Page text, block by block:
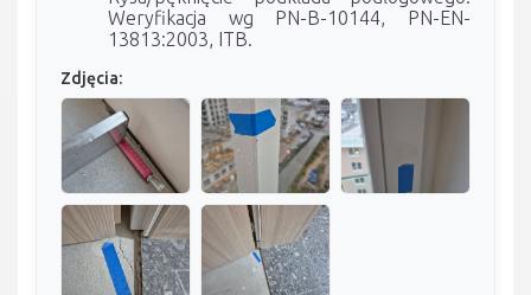
Weryfikacja wg PN-B-10144, PN-EN-
13813:2003, ITB.
Zdjęcia: